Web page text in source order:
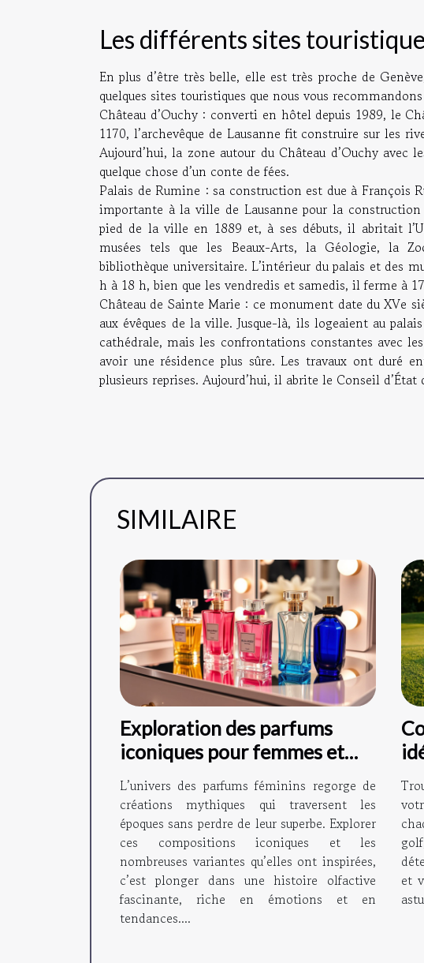
Les différents sites
En plus d’être très belle, elle est très proche de
quelques sites touristiques que nous vous
Château d’Ouchy : converti en hôtel depuis 1989, le
1170, l’archevêque de Lausanne fit construire sur les
Aujourd’hui, la zone autour du Château d’Ouchy
quelque chose d’un conte de fées.
Palais de Rumine : sa construction est due à François
importante à la ville de Lausanne pour la
pied de la ville en 1889 et, à ses débuts, il abritait
musées tels que les Beaux-Arts, la Géologie, la
bibliothèque universitaire. L’intérieur du palais et des
h à 18 h, bien que les vendredis et samedis, il ferme à
Château de Sainte Marie : ce monument date du XVe
aux évêques de la ville. Jusque-là, ils logeaient au
cathédrale, mais les confrontations constantes avec
avoir une résidence plus sûre. Les travaux ont duré
plusieurs reprises. Aujourd’hui, il abrite le Conseil
SIMILAIRE
Exploration des parfums
iconiques pour femmes et
leurs variantes ?
L’univers des parfums féminins regorge de
créations mythiques qui traversent les
époques sans perdre de leur superbe. Explorer
ces compositions iconiques et les
nombreuses variantes qu’elles ont inspirées,
c’est plonger dans une histoire olfactive
fascinante, riche en émotions et en
tendances....
jeu
et